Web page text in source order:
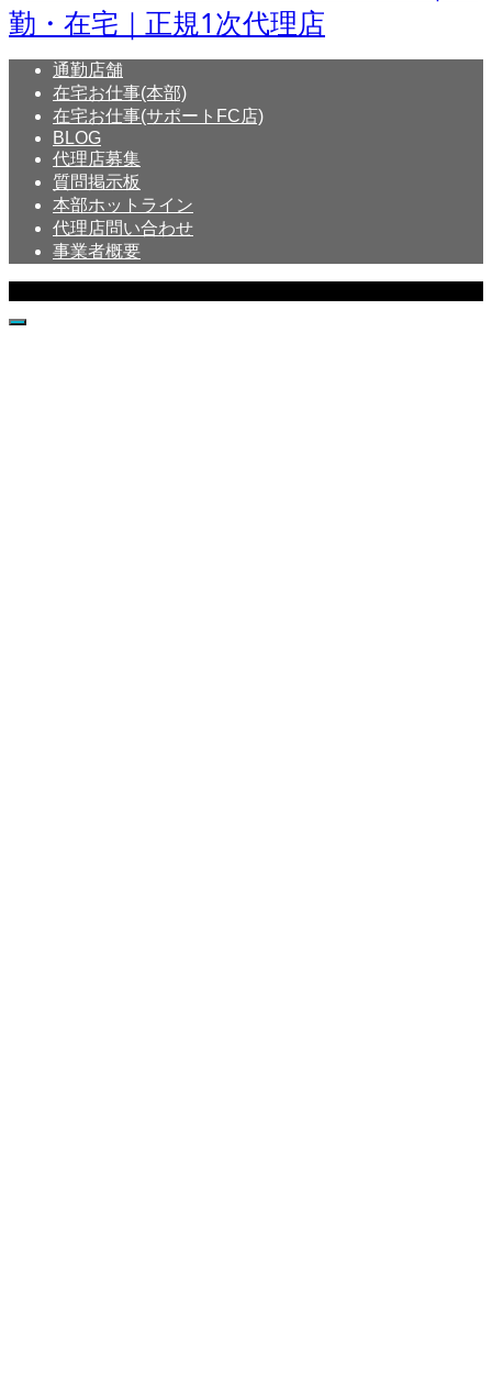
通勤店舗
在宅お仕事(本部)
在宅お仕事(サポートFC店)
BLOG
代理店募集
質問掲示板
本部ホットライン
代理店問い合わせ
事業者概要